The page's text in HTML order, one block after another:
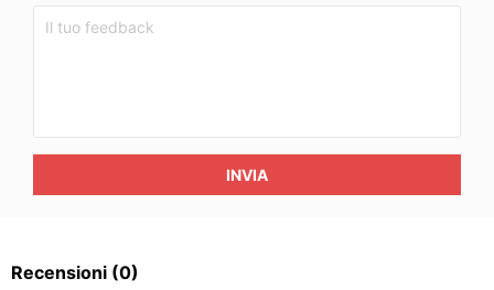
INVIA
Recensioni (0)